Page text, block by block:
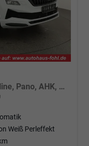
Sportline 4x4 2.0 TSI DSG Sportline, Pano, AHK, Navi, Matrix, Side, Winter, 5 J.-Garantie
Weiß Perleffekt